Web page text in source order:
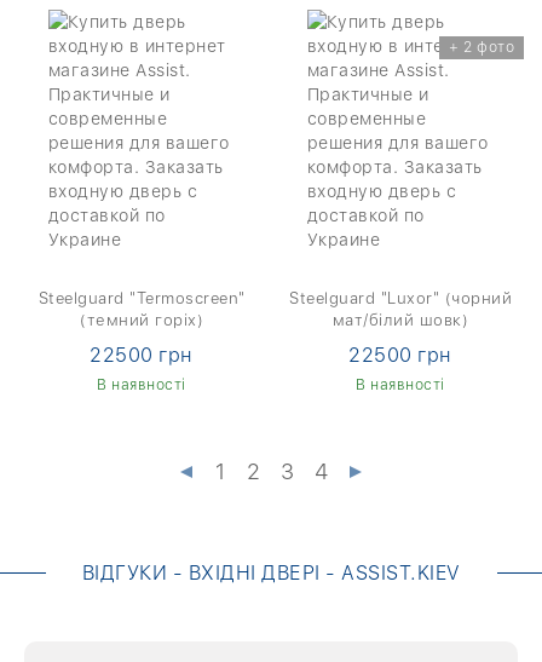
Steelguard "Termoscreen"
(темний горіх)
22500 грн
В наявності
+ 2 фото
Steelguard "Luxor" (чорний
мат/білий шовк)
22500 грн
В наявності
1 2 3 4
ВІДГУКИ - ВХІДНІ ДВЕРІ - ASSIST.KIEV